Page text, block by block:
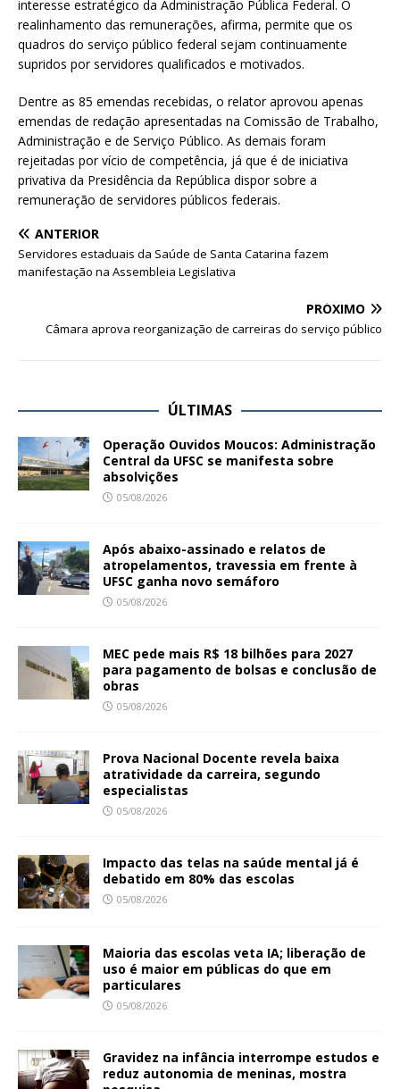
interesse estratégico da Administração Pública Federal. O
realinhamento das remunerações, afirma, permite que os
quadros do serviço público federal sejam continuamente
supridos por servidores qualificados e motivados.
Dentre as 85 emendas recebidas, o relator aprovou apenas
emendas de redação apresentadas na Comissão de Trabalho,
Administração e de Serviço Público. As demais foram
rejeitadas por vício de competência, já que é de iniciativa
privativa da Presidência da República dispor sobre a
remuneração de servidores públicos federais.
ANTERIOR
Servidores estaduais da Saúde de Santa Catarina fazem
manifestação na Assembleia Legislativa
PRÓXIMO
Câmara aprova reorganização de carreiras do serviço público
ÚLTIMAS
Operação Ouvidos Moucos: Administração
Central da UFSC se manifesta sobre
absolvições
05/08/2026
Após abaixo-assinado e relatos de
atropelamentos, travessia em frente à
UFSC ganha novo semáforo
05/08/2026
MEC pede mais R$ 18 bilhões para 2027
para pagamento de bolsas e conclusão de
obras
05/08/2026
Prova Nacional Docente revela baixa
atratividade da carreira, segundo
especialistas
05/08/2026
Impacto das telas na saúde mental já é
debatido em 80% das escolas
05/08/2026
Maioria das escolas veta IA; liberação de
uso é maior em públicas do que em
particulares
05/08/2026
Gravidez na infância interrompe estudos e
reduz autonomia de meninas, mostra